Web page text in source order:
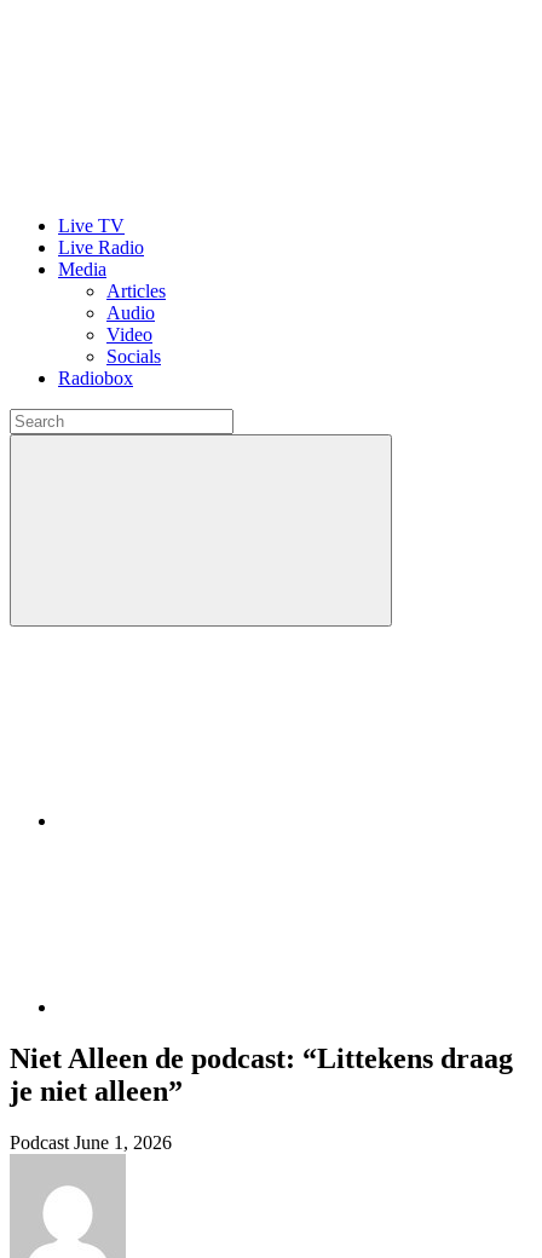
Live TV
Live Radio
Media
Articles
Audio
Video
Socials
Radiobox
Niet Alleen de podcast: “Littekens draag
je niet alleen”
Podcast June 1, 2026